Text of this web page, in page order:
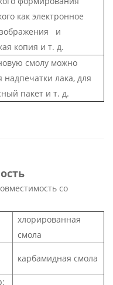
как электронное
и
копия и т. д.
смолу можно
надпечатки лака, для
пакет и т. д.
со
хлорированная
смола
карбамидная смола